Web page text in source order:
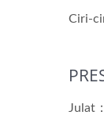
Ciri-
Julat